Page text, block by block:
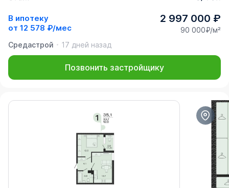
В ипотеку
от 12 578 ₽/мес
2 997 000 ₽
90 000₽/м²
Средастрой
17 дней назад
Позвонить застройщику